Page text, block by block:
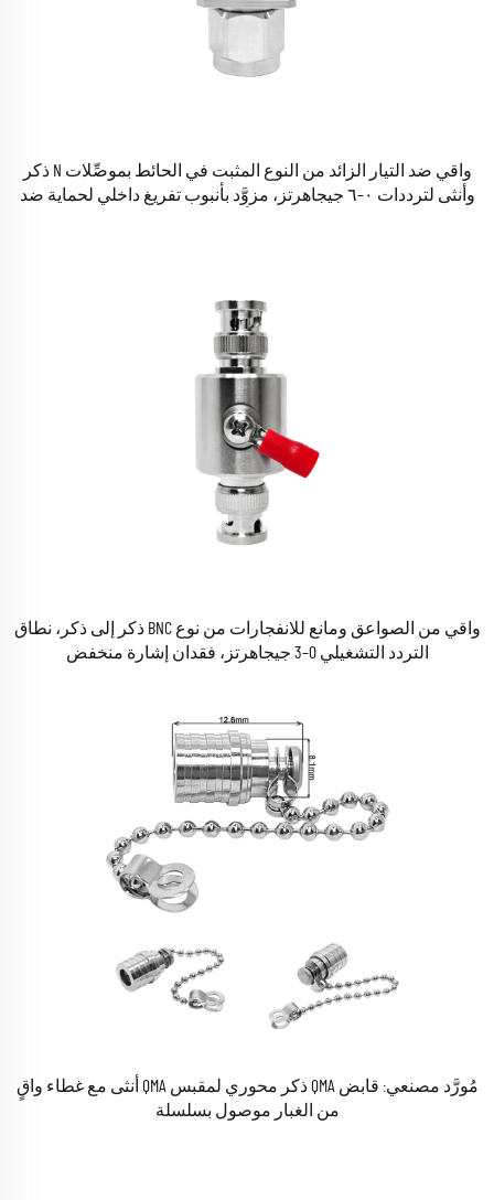
واقي ضد التيار الزائد من النوع المثبت في الحائط بموصِّلات N ذكر
وأنثى لترددات ٠–٦ جيجاهرتز، مزوَّد بأنبوب تفريغ داخلي لحماية ضد
واقي من الصواعق ومانع للانفجارات من نوع BNC ذكر إلى ذكر، نطاق
التردد التشغيلي 0–3 جيجاهرتز، فقدان إشارة منخفض
مُورَّد مصنعي: قابض QMA ذكر محوري لمقبس QMA أنثى مع غطاء واقٍ
من الغبار موصول بسلسلة